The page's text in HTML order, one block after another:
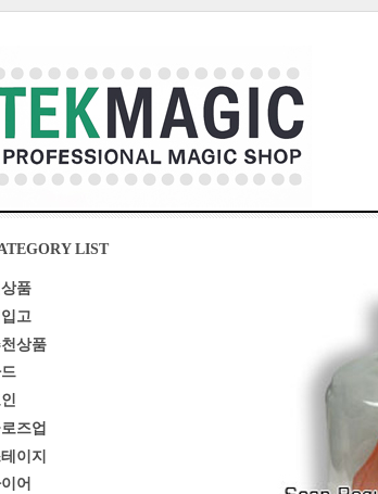
LIST
품
고
상품
즈업
이지
어